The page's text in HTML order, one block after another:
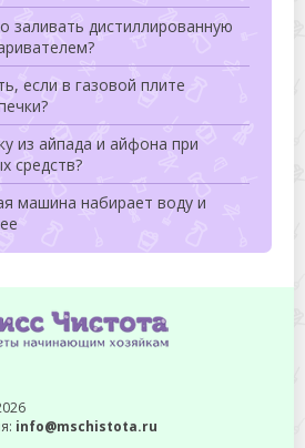
заливать дистиллированную
если в газовой плите
из айпада и айфона при
средств?
машина набирает воду и
info@mschistota.ru